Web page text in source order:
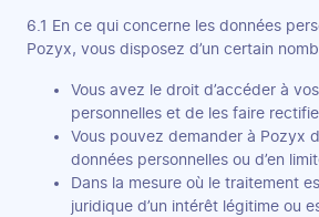
6.1 En ce qui concerne les données
Pozyx, vous disposez d’un certain
Vous avez le droit d’accéder à
personnelles et de les faire
Vous pouvez demander à Pozyx
données personnelles ou d’en
Dans la mesure où le traitement
juridique d’un intérêt légitime ou